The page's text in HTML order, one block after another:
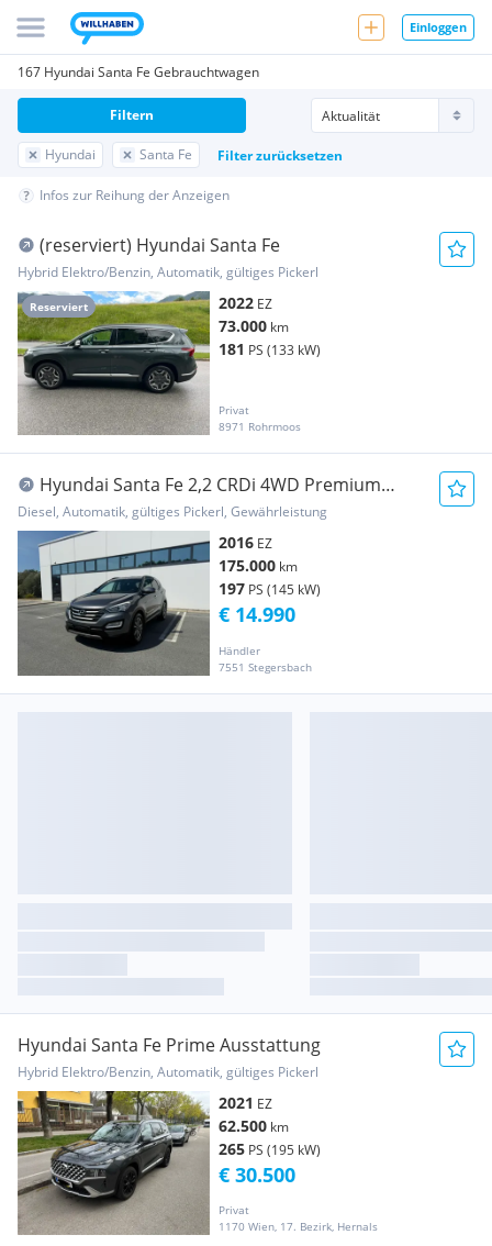
Einloggen
167 Hyundai Santa Fe Gebrauchtwagen
Hyundai Santa Fe Filter zurücksetzen
Filtern
Infos zur Reihung der Anzeigen
Reserviert
(reserviert) Hyundai Santa Fe
Hybrid Elektro/Benzin, Automatik, gültiges Pickerl
2022 EZ
73.000 km
181 PS (133 kW)
Privat
8971 Rohrmoos
Hyundai Santa Fe 2,2 CRDi 4WD Premium
*ALLRAD *AUT *XENON *LED *AHK
Diesel, Automatik, gültiges Pickerl, Gewährleistung
2016 EZ
175.000 km
197 PS (145 kW)
Händler
7551 Stegersbach
€ 14.990
Hyundai Santa Fe Prime Ausstattung
Hybrid Elektro/Benzin, Automatik, gültiges Pickerl
2021 EZ
62.500 km
265 PS (195 kW)
Privat
1170 Wien, 17. Bezirk, Hernals
€ 30.500